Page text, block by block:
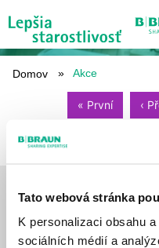
Tato webová stránka
K personalizaci obsahu
sociálních médií a
AKCIE
Domov Akce
Pagination
« PrvníFirst
page
‹
Obličky
Pred a po operácii